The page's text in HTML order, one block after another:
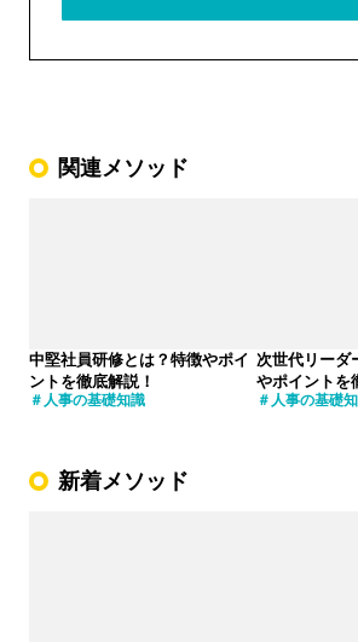
関連メソッド
中堅社員研修とは？特徴やポイ
ントを徹底解説！
人事の基礎知識
次世代リーダ
やポイントを
人事の基礎
新着メソッド